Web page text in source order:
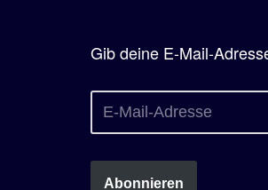
Gib deine E-Mail-
Abonnieren